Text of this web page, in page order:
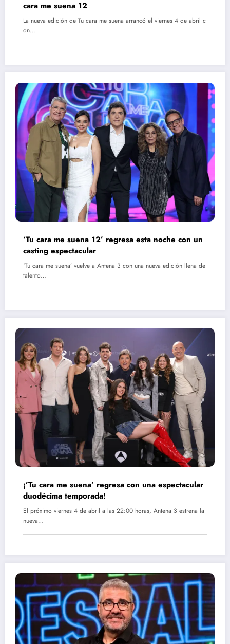
cara me suena 12
La nueva edición de Tu cara me suena arrancó el viernes 4 de abril c
on…
‘Tu cara me suena 12’ regresa esta noche con un
casting espectacular
‘Tu cara me suena’ vuelve a Antena 3 con una nueva edición llena de
talento…
¡’Tu cara me suena’ regresa con una espectacular
duodécima temporada!
El próximo viernes 4 de abril a las 22:00 horas, Antena 3 estrena la
nueva…